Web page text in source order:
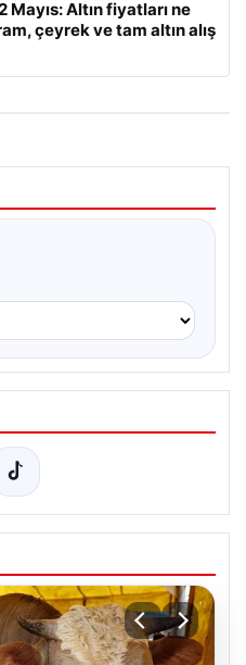
Mayıs: Altın fiyatları ne
çeyrek ve tam altın alış